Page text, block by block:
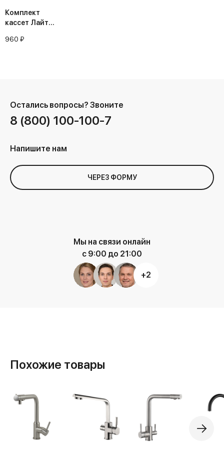
Комплект
кассет Лайт
960 ₽
Остались вопросы? Звоните
8 (800) 100-100-7
Напишите нам
ЧЕРЕЗ ФОРМУ
Мы на связи онлайн
с 9:00 до 21:00
+2
Похожие товары